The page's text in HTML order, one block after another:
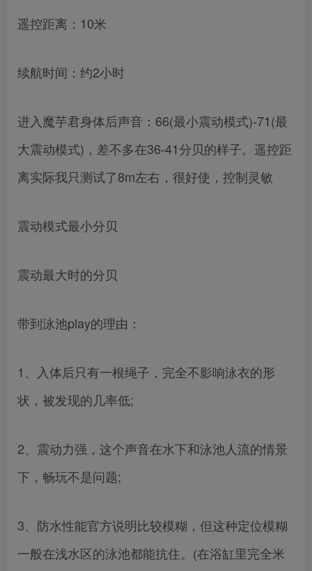
遥控距离：10米
续航时间：约2小时
进入魔芋君身体后声音：66(最小震动模式)-71(最
大震动模式)，差不多在36-41分贝的样子。遥控距
离实际我只测试了8m左右，很好使，控制灵敏
震动模式最小分贝
震动最大时的分贝
带到泳池play的理由：
1、入体后只有一根绳子，完全不影响泳衣的形
状，被发现的几率低;
2、震动力强，这个声音在水下和泳池人流的情景
下，畅玩不是问题;
3、防水性能官方说明比较模糊，但这种定位模糊
一般在浅水区的泳池都能抗住。(在浴缸里完全米